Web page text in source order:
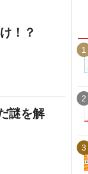
！？
謎を解
1
2
3